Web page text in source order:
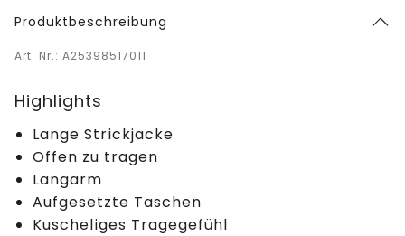
Produktbeschreibung
Art. Nr.: A25398517011
Highlights
Lange Strickjacke
Offen zu tragen
Langarm
Aufgesetzte Taschen
Kuscheliges Tragegefühl